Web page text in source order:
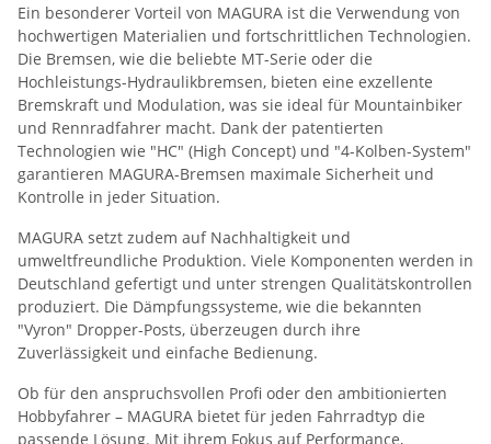
Ein besonderer Vorteil von MAGURA ist die Verwendung von
hochwertigen Materialien und fortschrittlichen Technologien.
Die Bremsen, wie die beliebte MT-Serie oder die
Hochleistungs-Hydraulikbremsen, bieten eine exzellente
Bremskraft und Modulation, was sie ideal für Mountainbiker
und Rennradfahrer macht. Dank der patentierten
Technologien wie "HC" (High Concept) und "4-Kolben-System"
garantieren MAGURA-Bremsen maximale Sicherheit und
Kontrolle in jeder Situation.
MAGURA setzt zudem auf Nachhaltigkeit und
umweltfreundliche Produktion. Viele Komponenten werden in
Deutschland gefertigt und unter strengen Qualitätskontrollen
produziert. Die Dämpfungssysteme, wie die bekannten
"Vyron" Dropper-Posts, überzeugen durch ihre
Zuverlässigkeit und einfache Bedienung.
Ob für den anspruchsvollen Profi oder den ambitionierten
Hobbyfahrer – MAGURA bietet für jeden Fahrradtyp die
passende Lösung. Mit ihrem Fokus auf Performance,